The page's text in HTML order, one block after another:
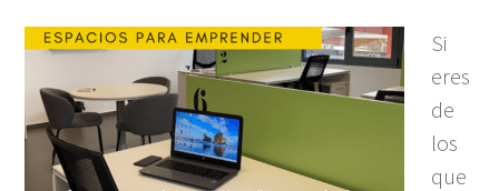
Si
eres
de
los
que